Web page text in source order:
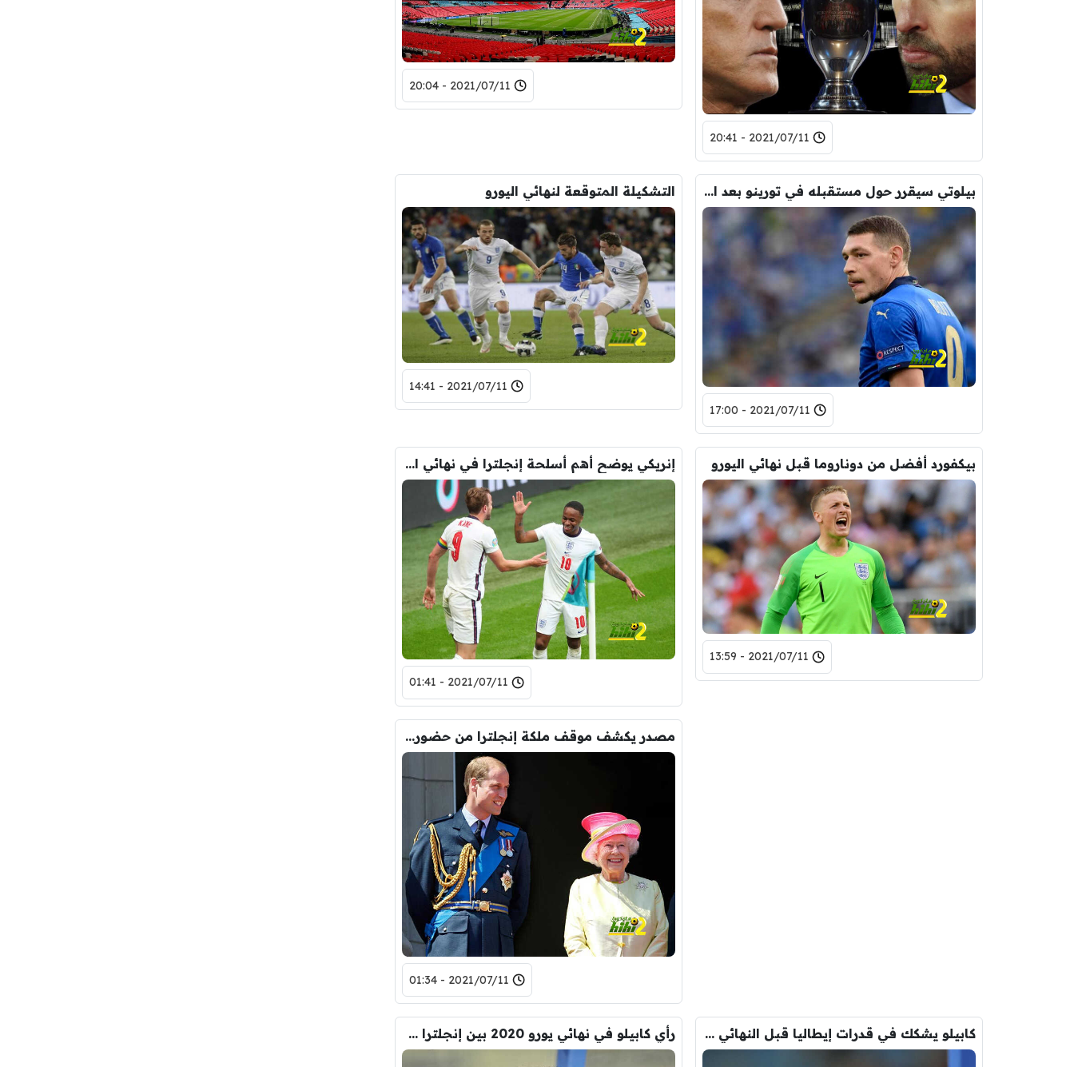
2021/07/11 - 20:41
2021/07/11 - 20:04
بيلوتي سيقرر حول مستقبله في تورينو بعد النهائي!
2021/07/11 - 17:00
التشكيلة المتوقعة لنهائي اليورو
2021/07/11 - 14:41
بيكفورد أفضل من دوناروما قبل نهائي اليورو
2021/07/11 - 13:59
إنريكي يوضح أهم أسلحة إنجلترا في نهائي اليورو
2021/07/11 - 01:41
مصدر يكشف موقف ملكة إنجلترا من حضور نهائي اليورو
2021/07/11 - 01:34
كابيلو يشكك في قدرات إيطاليا قبل النهائي لهذا السبب! رأي كابيلو في نهائي يورو 2020 بين إنجلترا وإيطاليا